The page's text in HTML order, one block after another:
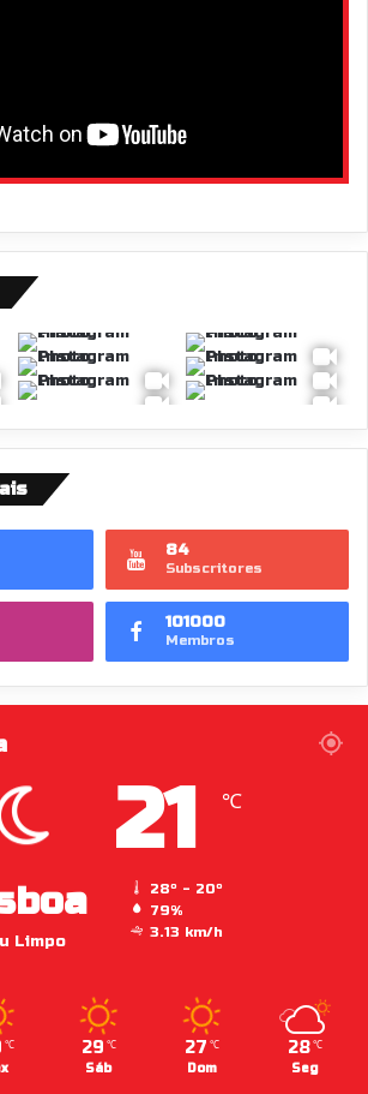
84
Subscritores
101000
Membros
Limpo
21 ℃
28º - 20º
79%
3.13 km/h
℃ 29 ℃
Sáb
27 ℃
Dom
28 ℃
Seg